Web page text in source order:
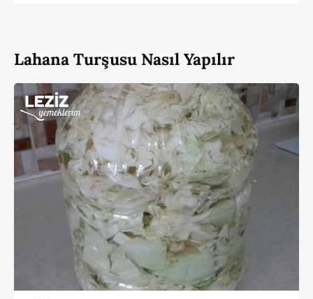
Lahana Turşusu Nasıl Yapılır